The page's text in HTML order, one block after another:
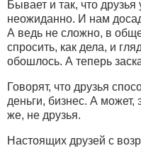
Бывает и так, что
неожиданно. И нам
А ведь не сложно, в
спросить, как дела, и
обошлось. А теперь
Говорят, что друзья
деньги, бизнес. А может,
же, не друзья.
Настоящих друзей с